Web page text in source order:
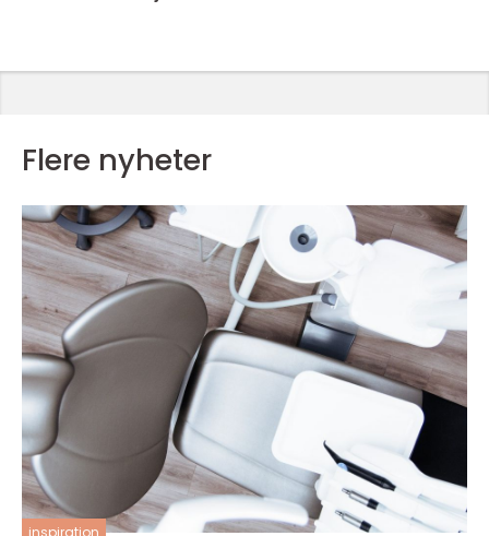
Flere nyheter
inspiration